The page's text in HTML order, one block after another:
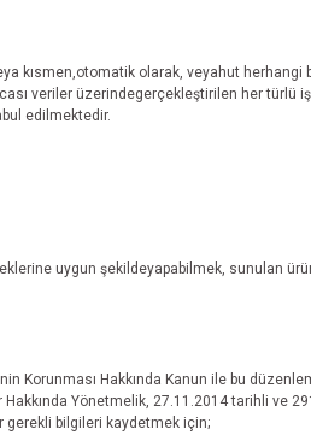
kısmen,otomatik olarak, veyahut
veriler üzerindegerçekleştirilen her türlü
edilmektedir.
uygun şekildeyapabilmek, sunulan
Korunması Hakkında Kanun ile bu
Hakkında Yönetmelik, 27.11.2014 tarihli ve
bilgileri kaydetmek için;